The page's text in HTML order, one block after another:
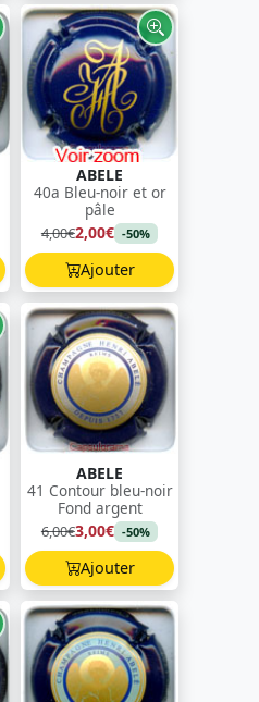
ABELE
40a Bleu-noir et or
pâle
4,00€2,00€ -50%
Ajouter
ABELE
41 Contour bleu-noir
Fond argent
6,00€3,00€ -50%
Ajouter